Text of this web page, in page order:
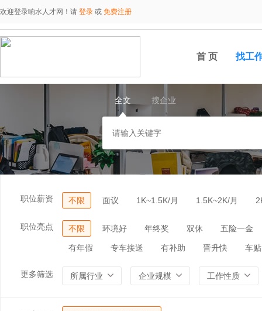
欢迎登录响水人才网！请 登录 或 免费注册
首 页 找工
全文 搜企业
职位薪资 不限 面议 1K~1.5K/月 1.5K~2K/月
职位亮点 不限 环境好 年终奖 双休 五险一金
有年假 专车接送 有补助 晋升快 车贴
更多筛选 所属行业 企业规模 工作性质